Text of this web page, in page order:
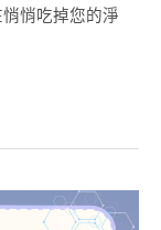
悄吃掉您的淨